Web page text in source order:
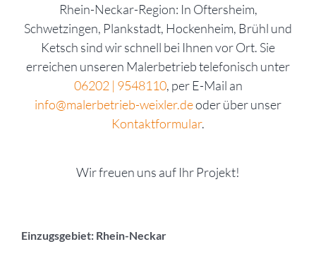
Rhein-Neckar-Region: In Oftersheim,
Schwetzingen, Plankstadt, Hockenheim, Brühl und
Ketsch sind wir schnell bei Ihnen vor Ort. Sie
erreichen unseren Malerbetrieb telefonisch unter
06202 | 9548110, per E-Mail an
info@malerbetrieb-weixler.deoder über unser
Kontaktformular.
Wir freuen uns auf Ihr Projekt!
Einzugsgebiet: Rhein-Neckar